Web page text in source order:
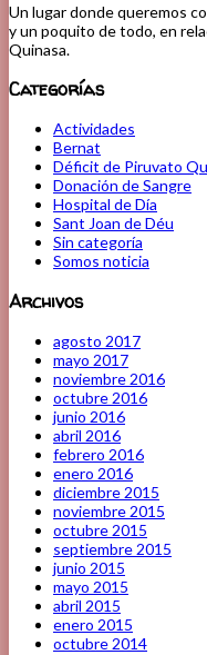
Un lugar donde queremos
y un poquito de todo, en
Quinasa.
Categorías
Actividades
Bernat
Déficit de Piruvato
Donación de Sangre
Hospital de Día
Sant Joan de Déu
Sin categoría
Somos noticia
Archivos
agosto 2017
mayo 2017
noviembre 2016
octubre 2016
junio 2016
abril 2016
febrero 2016
enero 2016
diciembre 2015
noviembre 2015
octubre 2015
septiembre 2015
junio 2015
mayo 2015
abril 2015
enero 2015
octubre 2014